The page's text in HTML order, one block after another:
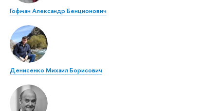
Гофман Александр Бенционович
Денисенко Михаил Борисович